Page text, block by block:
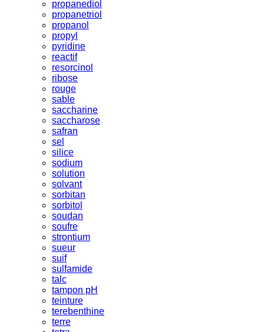
propanediol
propanetriol
propanol
propyl
pyridine
reactif
resorcinol
ribose
rouge
sable
saccharine
saccharose
safran
sel
silice
sodium
solution
solvant
sorbitan
sorbitol
soudan
soufre
strontium
sueur
suif
sulfamide
talc
tampon pH
teinture
terebenthine
terre